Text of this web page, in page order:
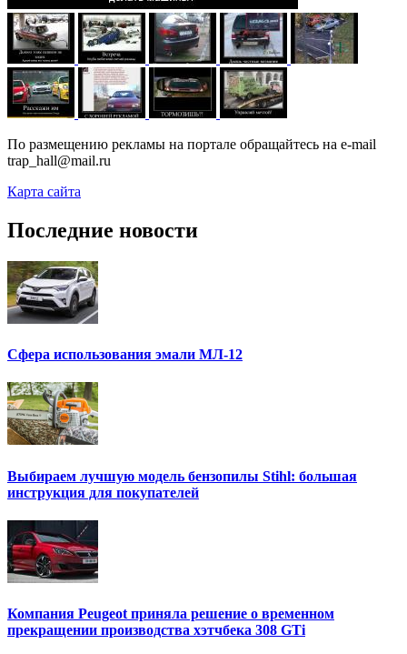
По размещению рекламы на портале обращайтесь на e-mail
trap_hall@mail.ru
Карта сайта
Последние новости
Сфера использования эмали МЛ-12
Выбираем лучшую модель бензопилы Stihl: большая
инструкция для покупателей
Компания Peugeot приняла решение о временном
прекращении производства хэтчбека 308 GTi